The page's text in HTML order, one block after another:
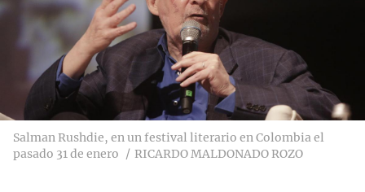
Salman Rushdie, en un festival literario en Colombia el
pasado 31 de enero
RICARDO MALDONADO ROZO